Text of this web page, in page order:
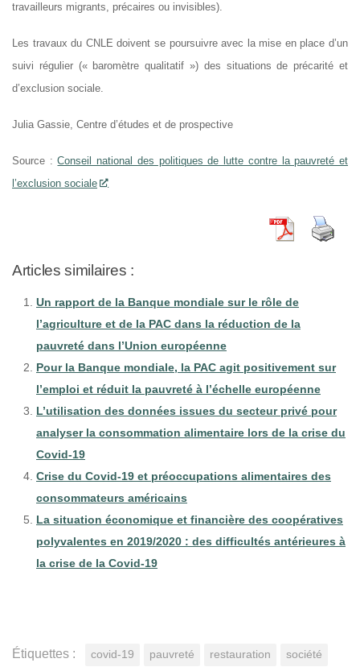
travailleurs migrants, précaires ou invisibles).
Les travaux du CNLE doivent se poursuivre avec la mise en place d’un
suivi régulier (« baromètre qualitatif ») des situations de précarité et
d’exclusion sociale.
Julia Gassie, Centre d’études et de prospective
Source :Conseil national des politiques de lutte contre la pauvreté et
l’exclusion sociale
Articles similaires :
Un rapport de la Banque mondiale sur le rôle de
l’agriculture et de la PAC dans la réduction de la
pauvreté dans l’Union européenne
Pour la Banque mondiale, la PAC agit positivement sur
l’emploi et réduit la pauvreté à l’échelle européenne
L’utilisation des données issues du secteur privé pour
analyser la consommation alimentaire lors de la crise du
Covid-19
Crise du Covid-19 et préoccupations alimentaires des
consommateurs américains
La situation économique et financière des coopératives
polyvalentes en 2019/2020 : des difficultés antérieures à
la crise de la Covid-19
Étiquettes : covid-19 pauvreté restauration société